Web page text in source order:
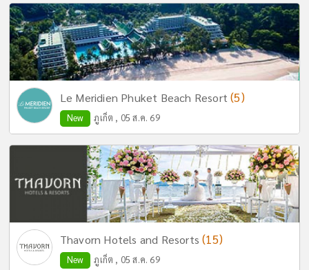
Le Meridien Phuket Beach Resort(5)
New ภูเก็ต , 05 ส.ค. 69
Thavorn Hotels and Resorts(15)
New ภูเก็ต , 05 ส.ค. 69